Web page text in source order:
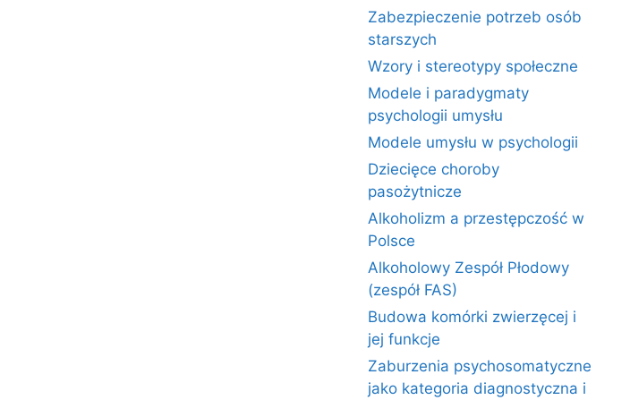
Zabezpieczenie potrzeb osób
starszych
Wzory i stereotypy społeczne
Modele i paradygmaty
psychologii umysłu
Modele umysłu w psychologii
Dziecięce choroby
pasożytnicze
Alkoholizm a przestępczość w
Polsce
Alkoholowy Zespół Płodowy
(zespół FAS)
Budowa komórki zwierzęcej i
jej funkcje
Zaburzenia psychosomatyczne
jako kategoria diagnostyczna i